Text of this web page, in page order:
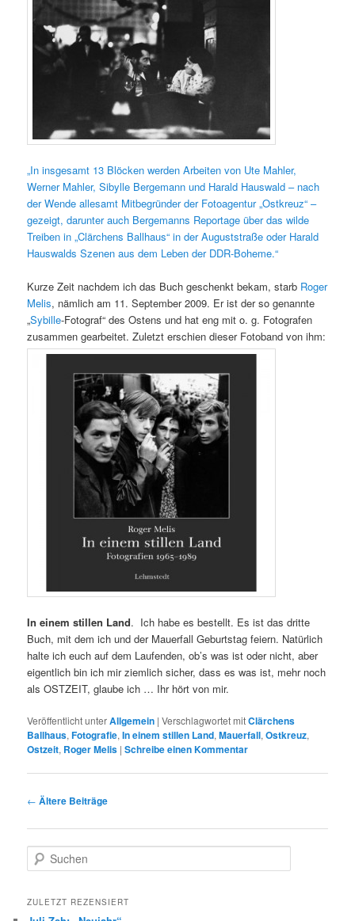
„In insgesamt 13 Blöcken werden Ar­beiten von Ute Mahler,
Werner Mahler, Sibylle Bergemann und Harald Hauswald – nach
der Wende allesamt Mitbegrün­der der Fotoagentur „Ostkreuz“ –
gezeigt, darunter auch Bergemanns Reportage über das wilde
Treiben in „Clärchens Ballhaus“ in der Auguststraße oder Harald
Hauswalds Szenen aus dem Leben der DDR-Boheme.“
Kurze Zeit nachdem ich das Buch geschenkt bekam, starb Roger
Melis, nämlich am 11. September 2009. Er ist der so genannte
„Sybille-Fotograf“ des Ostens und hat eng mit o. g. Fotografen
zusammen gearbeitet. Zuletzt erschien dieser Fotoband von ihm:
In einem stillen Land. Ich habe es bestellt. Es ist das dritte
Buch, mit dem ich und der Mauerfall Geburtstag feiern. Natürlich
halte ich euch auf dem Laufenden, ob’s was ist oder nicht, aber
eigentlich bin ich mir ziemlich sicher, dass es was ist, mehr noch
als OSTZEIT, glaube ich … Ihr hört von mir.
Veröffentlicht unterAllgemein |Verschlagwortet mitClärchens
Ballhaus,Fotografie,In einem stillen Land,Mauerfall,Ostkreuz,
Ostzeit, Roger Melis |Schreibe einen Kommentar
Beitragsnavigation
← Ältere Beiträge
u
h
ZULETZT REZENSIERT